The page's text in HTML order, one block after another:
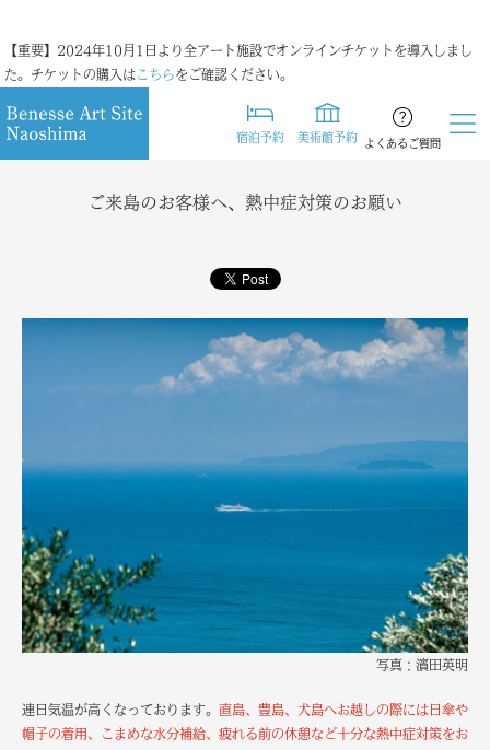
【重要】2024年10月1日より全アート施設でオンラインチケットを導入しまし
た。チケットの購入は こちらをご確認ください。
宿泊予約 美術館予約 よくあるご質問
ご来島のお客様へ、熱中症対策のお願い
写真：濱田英明
連日気温が高くなっております。 直島、豊島、犬島へお越しの際には日傘や
帽子の着用、こまめな水分補給、疲れる前の休憩など十分な熱中症対策をお